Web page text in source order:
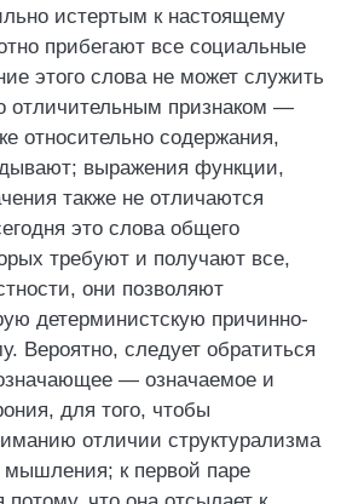
истертым к настоящему
прибегают все социальные
этого слова не может служить
отличительным признаком —
относительно содержания,
выражения функции,
также не отличаются
это слова общего
требуют и получают все,
они позволяют
детерминистскую причинно-
Вероятно, следует обратиться
— означаемое и
для того, чтобы
отличии структурализма
мышления; к первой паре